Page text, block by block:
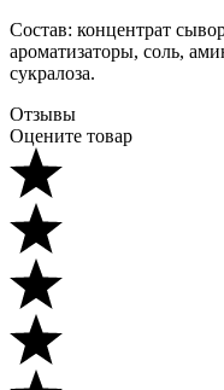
Состав: концентрат
ароматизаторы, соль,
сукралоза.
Отзывы
Оцените товар